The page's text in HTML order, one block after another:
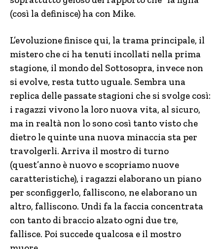
(così la definisce) ha con Mike.
L’evoluzione finisce qui, la trama principale, il
mistero che ci ha tenuti incollati nella prima
stagione, il mondo del Sottosopra, invece non
si evolve, resta tutto uguale. Sembra una
replica delle passate stagioni che si svolge così:
i ragazzi vivono la loro nuova vita, al sicuro,
ma in realtà non lo sono così tanto visto che
dietro le quinte una nuova minaccia sta per
travolgerli. Arriva il mostro di turno
(quest’anno è nuovo e scopriamo nuove
caratteristiche), i ragazzi elaborano un piano
per sconfiggerlo, falliscono, ne elaborano un
altro, falliscono. Undi fa la faccia concentrata
con tanto di braccio alzato ogni due tre,
fallisce. Poi succede qualcosa e il mostro